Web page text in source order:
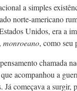
a simples
norte-americano
Unidos, era a
monroeano, como seu
chamada
acompanhou a
Já começava a